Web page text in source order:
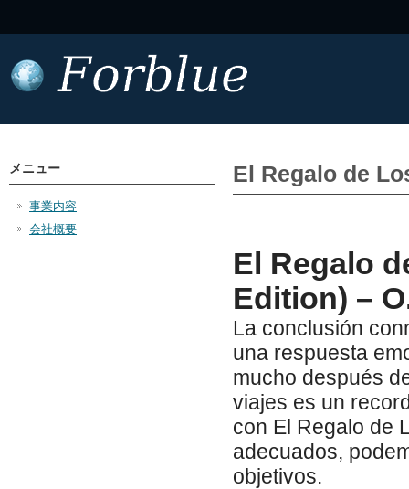
El Regalo de
El Regalo
Edition) –
La conclusión
una respuesta
mucho después
viajes es un
con El Regalo de
adecuados,
objetivos.
メニュー
事業内容
会社概要